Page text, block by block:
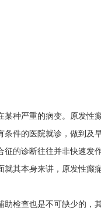
某种严重的病变。原发性
件的医院就诊，做到及
的诊断往往并非快速发
其本身来讲，原发性癫
助检查也是不可缺少的，